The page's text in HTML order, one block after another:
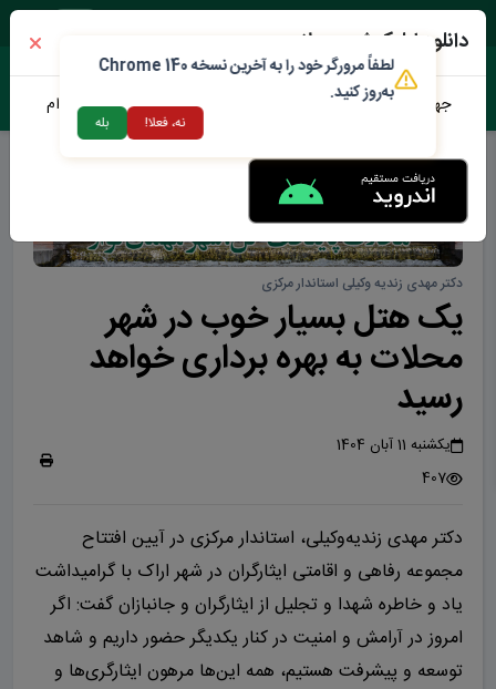
دکتر مهدی زندیه وکیلی استاندار مرکزی
یک هتل بسیار خوب در شهر
محلات به بهره برداری خواهد
رسید
یکشنبه 11 آبان 1404
407
دکتر مهدی زندیه‌وکیلی، استاندار مرکزی در آیین افتتاح
مجموعه رفاهی و اقامتی ایثارگران در شهر اراک با گرامیداشت
یاد و خاطره شهدا و تجلیل از ایثارگران و جانبازان گفت: اگر
امروز در آرامش و امنیت در کنار یکدیگر حضور داریم و شاهد
توسعه و پیشرفت هستیم، همه این‌ها مرهون ایثارگری‌ها و
دانلود اپلیکیشن محلات من
جهت دانلود نرم افزار محلات من می توانید از طریق لینک زیر اقدام
لطفاً مرورگر خود را به آخرین نسخه Chrome 140
به‌روز کنید.
نه، فعلا! بله